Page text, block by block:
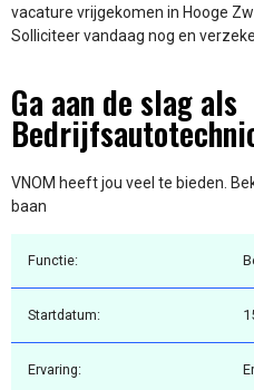
vacature vrijgekomen in Hooge
Solliciteer vandaag nog en
Ga aan de slag als
VNOM heeft jou veel te bieden.
baan
Functie:
Startdatum:
Ervaring: